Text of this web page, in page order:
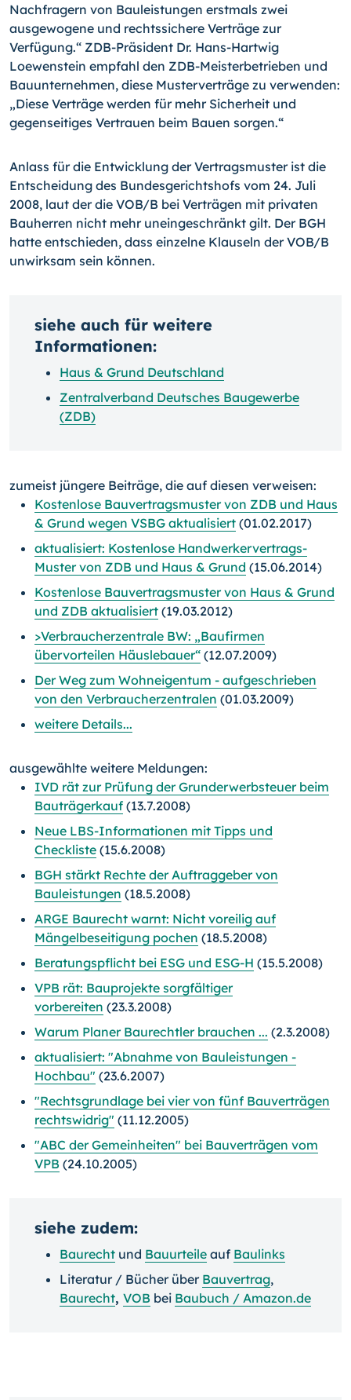
Nachfragern von Bauleistungen erstmals zwei
ausgewogene und rechtssichere Verträge zur
Verfügung.“ ZDB-Präsident Dr. Hans-Hartwig
Loewenstein empfahl den ZDB-Meisterbetrieben und
Bauunternehmen, diese Musterverträge zu verwenden:
„Diese Verträge werden für mehr Sicherheit und
gegenseitiges Vertrauen beim Bauen sorgen.“
Anlass für die Entwicklung der Vertragsmuster ist die
Entscheidung des Bundesgerichtshofs vom 24. Juli
2008, laut der die VOB/B bei Verträgen mit privaten
Bauherren nicht mehr uneingeschränkt gilt. Der BGH
hatte entschieden, dass einzelne Klauseln der VOB/B
unwirksam sein können.
siehe auch für weitere
Informationen:
Haus & Grund Deutschland
Zentralverband Deutsches Baugewerbe
(ZDB)
zumeist jüngere Beiträge, die auf diesen verweisen:
Kostenlose Bauvertragsmuster von ZDB und Haus
& Grund wegen VSBG aktualisiert (01.02.2017)
aktualisiert: Kostenlose Handwerkervertrags-
Muster von ZDB und Haus & Grund (15.06.2014)
Kostenlose Bauvertragsmuster von Haus & Grund
und ZDB aktualisiert (19.03.2012)
>Verbraucherzentrale BW: „Baufirmen
übervorteilen Häuslebauer“ (12.07.2009)
Der Weg zum Wohneigentum - aufgeschrieben
von den Verbraucherzentralen (01.03.2009)
weitere Details...
ausgewählte weitere Meldungen:
IVD rät zur Prüfung der Grunderwerbsteuer beim
Bauträgerkauf (13.7.2008)
Neue LBS-Informationen mit Tipps und
Checkliste (15.6.2008)
BGH stärkt Rechte der Auftraggeber von
Bauleistungen (18.5.2008)
ARGE Baurecht warnt: Nicht voreilig auf
Mängelbeseitigung pochen (18.5.2008)
Beratungspflicht bei ESG und ESG-H (15.5.2008)
VPB rät: Bauprojekte sorgfältiger
vorbereiten (23.3.2008)
Warum Planer Baurechtler brauchen ... (2.3.2008)
aktualisiert: "Abnahme von Bauleistungen -
Hochbau" (23.6.2007)
"Rechtsgrundlage bei vier von fünf Bauverträgen
rechtswidrig" (11.12.2005)
"ABC der Gemeinheiten" bei Bauverträgen vom
VPB (24.10.2005)
siehe zudem:
Baurecht und Bauurteile auf Baulinks
Literatur / Bücher über Bauvertrag,
Baurecht, VOB bei Baubuch / Amazon.de